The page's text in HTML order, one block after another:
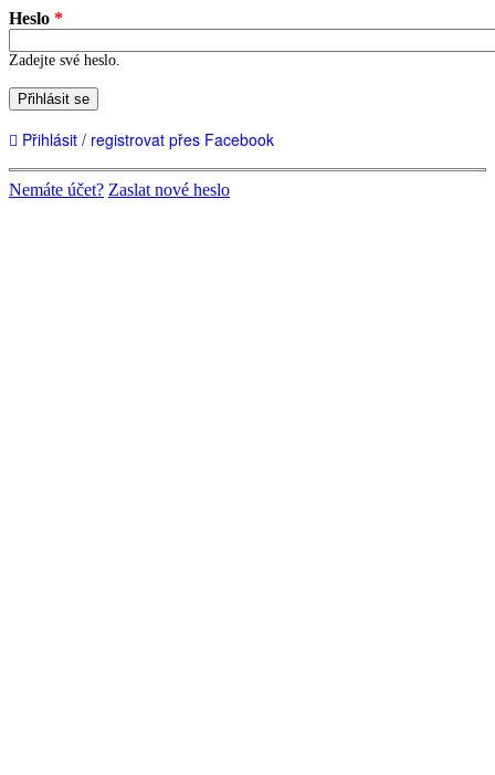
Heslo *
Zadejte své heslo.
Přihlásit se
Přihlásit / registrovat přes Facebook
Nemáte účet? Zaslat nové heslo